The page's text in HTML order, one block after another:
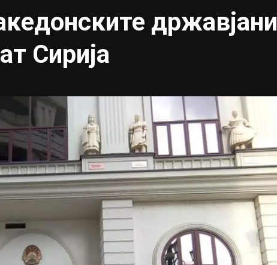
државјани
Сирија